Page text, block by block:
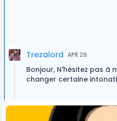
Trezalord APR 29
Bonjour, N'hésitez pas à
changer certaine